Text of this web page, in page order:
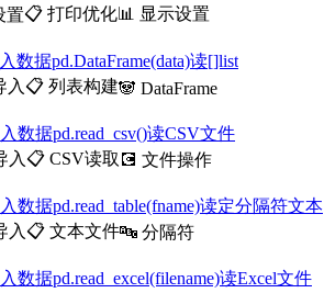
置📋 打印优化📊 显示设置
数据pd.DataFrame(data)读[]list
入 📋 列表构建🐼 DataFrame
数据pd.read_csv()读CSV文件
入 📋 CSV读取 💽 文件操作
数据pd.read_table(fname)读定分隔符文本
入 📋 文本文件🔤 分隔符
数据pd.read_excel(filename)读Excel文件